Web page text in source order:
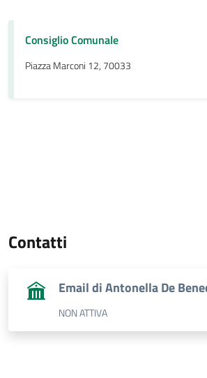
Consiglio Comunale
Piazza Marconi 12, 70033
Contatti
Email di Antonella De
NON ATTIVA